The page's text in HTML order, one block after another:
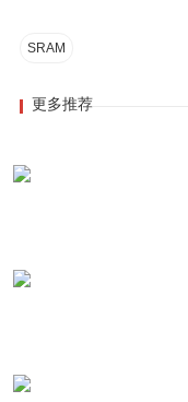
SRAM
更多推荐